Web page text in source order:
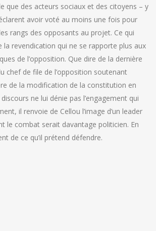
que des acteurs sociaux et des citoyens – y
avoir voté au moins une fois pour
rangs des opposants au projet. Ce qui
la revendication qui ne se rapporte plus aux
de l’opposition. Que dire de la dernière
chef de file de l’opposition soutenant
de la modification de la constitution en
ne lui dénie pas l’engagement qui
il renvoie de Cellou l’image d’un leader
le combat serait davantage politicien. En
de ce qu’il prétend défendre.